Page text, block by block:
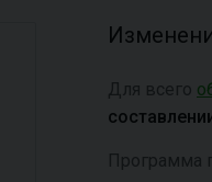
Для всего
Программа